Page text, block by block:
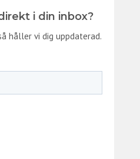
i din inbox?
håller vi dig uppdaterad.